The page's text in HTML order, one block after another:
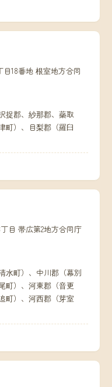
目18番地 根室地方合同
捉郡、紗那郡、蘂取
町）、目梨郡（羅臼
目 帯広第2地方合同庁
水町）、中川郡（幕別
町）、河東郡（音更
町）、河西郡（芽室